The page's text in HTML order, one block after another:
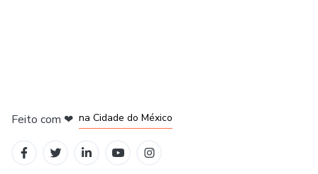
Feito com ❤ na Cidade do México